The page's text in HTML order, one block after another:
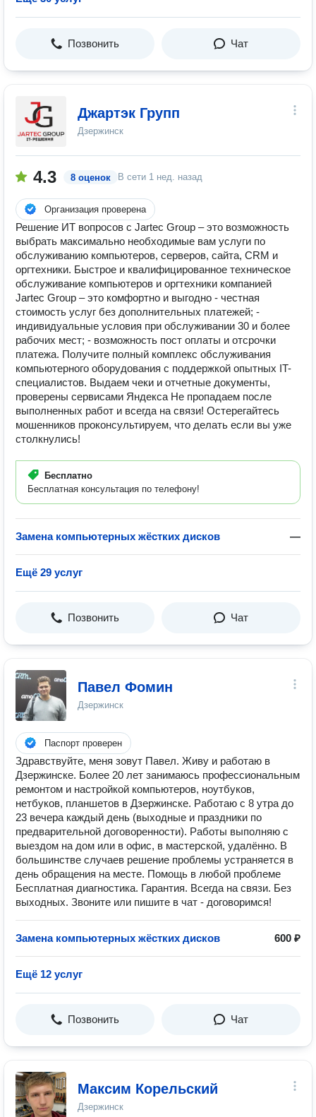
Позвонить Чат
Джартэк Групп
Дзержинск
4.3 8 оценок В сети 1 нед. назад
Организация проверена
Решение ИТ вопросов с Jartec Group – это возможность
выбрать максимально необходимые вам услуги по
обслуживанию компьютеров, серверов, сайта, CRM и
оргтехники. Быстрое и квалифицированное техническое
обслуживание компьютеров и оргтехники компанией
Jartec Group – это комфортно и выгодно - честная
стоимость услуг без дополнительных платежей; -
индивидуальные условия при обслуживании 30 и более
рабочих мест; - возможность пост оплаты и отсрочки
платежа. Получите полный комплекс обслуживания
компьютерного оборудования с поддержкой опытных IT-
специалистов. Выдаем чеки и отчетные документы,
проверены сервисами Яндекса Нe пропадаем после
выполненных работ и всегда на связи! Остерегайтесь
мошенников проконсультируем, что делать если вы уже
столкнулись!
Бесплатно
Бесплатная консультация по телефону!
Замена компьютерных жёстких дисков —
Ещё 29 услуг
Позвонить Чат
Павел Фомин
Дзержинск
Паспорт проверен
Здравствуйте, меня зовут Павел. Живу и работаю в
Дзержинске. Более 20 лет занимаюсь профессиональным
ремонтом и настройкой компьютеров, ноутбуков,
нетбуков, планшетов в Дзержинске. Работаю с 8 утра до
23 вечера каждый день (выходные и праздники по
предварительной договоренности). Работы выполняю с
выездом на дом или в офис, в мастерской, удалённо. В
большинстве случаев решение проблемы устраняется в
день обращения на месте. Помощь в любой проблеме
Бесплатная диагностика. Гарантия. Всегда на связи. Без
выходных. Звоните или пишите в чат - договоримся!
Замена компьютерных жёстких дисков 600 ₽
Ещё 12 услуг
Позвонить Чат
Максим Корельский
Дзержинск